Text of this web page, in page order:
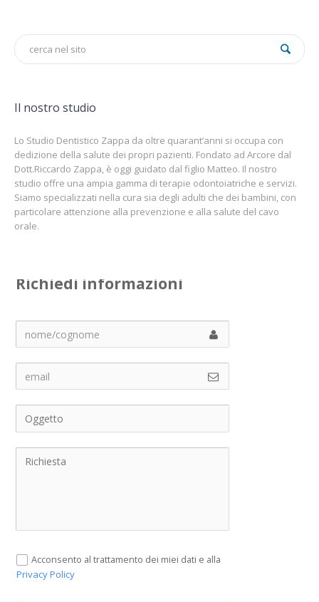
Il nostro studio
Lo Studio Dentistico Zappa da oltre quarant’anni si occupa con
dedizione della salute dei propri pazienti. Fondato ad Arcore dal
Dott.Riccardo Zappa, è oggi guidato dal figlio Matteo. Il nostro
studio offre una ampia gamma di terapie odontoiatriche e servizi.
Siamo specializzati nella cura sia degli adulti che dei bambini, con
particolare attenzione alla prevenzione e alla salute del cavo
orale.
Richiedi informazioni
Acconsento al trattamento dei miei dati e alla
Privacy Policy